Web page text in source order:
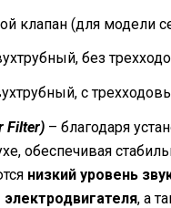
клапан (для модели
без
с
Filter) – благодаря
обеспечивая
низкий уровень
, а